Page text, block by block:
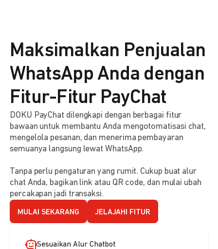
Maksimalkan Penjualan
WhatsApp Anda dengan
Fitur-Fitur PayChat
DOKU PayChat dilengkapi dengan berbagai fitur
bawaan untuk membantu Anda mengotomatisasi chat,
mengelola pesanan, dan menerima pembayaran
semuanya langsung lewat WhatsApp.
Tanpa perlu pengaturan yang rumit. Cukup buat alur
chat Anda, bagikan link atau QR code, dan mulai ubah
percakapan jadi transaksi.
MULAI SEKARANG JELAJAHI FITUR
Sesuaikan Alur Chatbot